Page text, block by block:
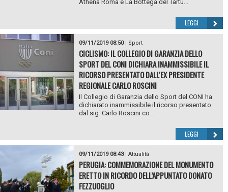
Athena Roma e La Bottega del Tartu...
LEGGI
09/11/2019 08:50| Sport
CICLISMO: IL COLLEGIO DI GARANZIA DELLO
SPORT DEL CONI DICHIARA INAMMISSIBILE IL
RICORSO PRESENTATO DALL'EX PRESIDENTE
REGIONALE CARLO ROSCINI
Il Collegio di Garanzia dello Sport del CONI ha
dichiarato inammissibile il ricorso presentato
dal sig. Carlo Roscini co...
LEGGI
09/11/2019 08:43| Attualità
PERUGIA: COMMEMORAZIONE DEL MONUMENTO
ERETTO IN RICORDO DELL’APPUNTATO DONATO
FEZZUOGLIO